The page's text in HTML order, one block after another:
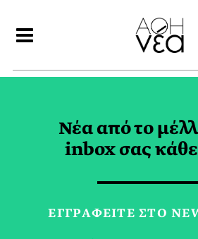
ΕΙΡΗΝΗ
Νέα από το
inbox σας
ΕΓΓPΑΦΕΙΤΕ ΣΤΟ